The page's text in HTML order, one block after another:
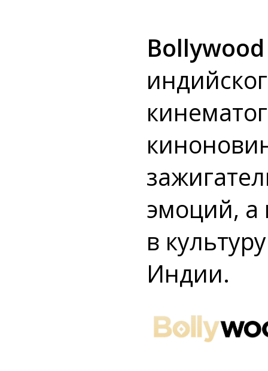
эмоций, а
в
Индии.